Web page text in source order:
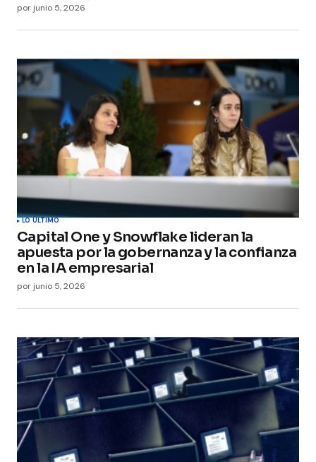
por junio 5, 2026
LO ÚLTIMO
Capital One y Snowflake lideran la
apuesta por la gobernanza y la confianza
en la IA empresarial
por junio 5, 2026